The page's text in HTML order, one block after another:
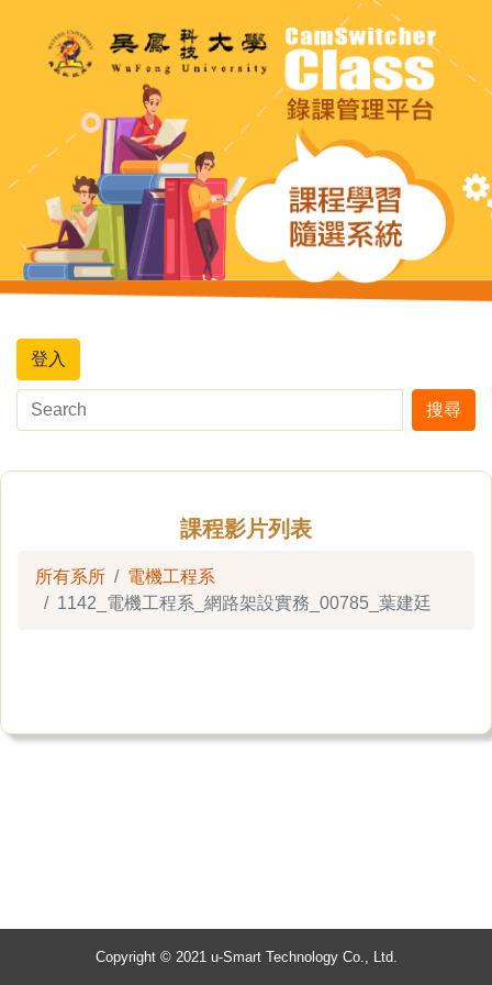
登入
搜尋
課程影片列表
所有系所
電機工程系
1142_電機工程系_網路架設實務_00785_葉建廷
Copyright © 2021 u-Smart Technology Co., Ltd.